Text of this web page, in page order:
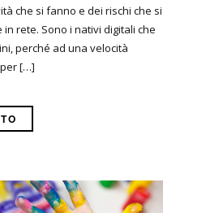
che si fanno e dei rischi che si
rete. Sono i nativi digitali che
perché ad una velocità
[…]